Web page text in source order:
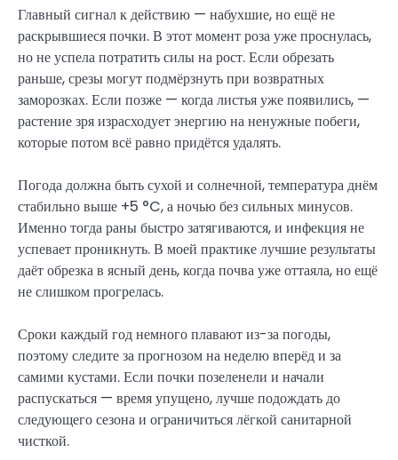
Главный сигнал к действию — набухшие, но ещё не
раскрывшиеся почки. В этот момент роза уже проснулась,
но не успела потратить силы на рост. Если обрезать
раньше, срезы могут подмёрзнуть при возвратных
заморозках. Если позже — когда листья уже появились, —
растение зря израсходует энергию на ненужные побеги,
которые потом всё равно придётся удалять.
Погода должна быть сухой и солнечной, температура днём
стабильно выше +5 °C, а ночью без сильных минусов.
Именно тогда раны быстро затягиваются, и инфекция не
успевает проникнуть. В моей практике лучшие результаты
даёт обрезка в ясный день, когда почва уже оттаяла, но ещё
не слишком прогрелась.
Сроки каждый год немного плавают из-за погоды,
поэтому следите за прогнозом на неделю вперёд и за
самими кустами. Если почки позеленели и начали
распускаться — время упущено, лучше подождать до
следующего сезона и ограничиться лёгкой санитарной
чисткой.